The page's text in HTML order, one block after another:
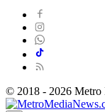
© 2018 - 2026 Metro